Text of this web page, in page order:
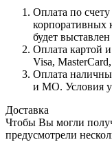
Оплата по
корпоративных
будет выставлен
Оплата картой
Visa,
Оплата
и МО. Условия
Доставка
Чтобы Вы могли
предусмотрели